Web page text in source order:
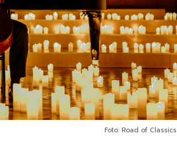
Foto: Road of Classics